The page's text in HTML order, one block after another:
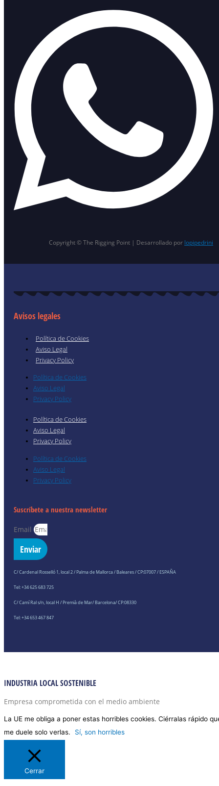
Copyright © The Rigging Point | Desarrollado por lopipedrini
Avisos legales
Política de Cookies
Aviso Legal
Privacy Policy
Política de Cookies
Aviso Legal
Privacy Policy
Política de Cookies
Aviso Legal
Privacy Policy
Política de Cookies
Aviso Legal
Privacy Policy
Suscríbete a nuestra newsletter
Email
Enviar
C/ Cardenal Rosselló 1, local 2 / Palma de Mallorca / Baleares / CP:07007 / ESPAÑA
Tel: +34 625 683 725
C/ Camí Ral s/n, local H / Premià de Mar/ Barcelona/ CP:08330
Tel: +34 653 467 847
INDUSTRIA LOCAL SOSTENIBLE
Empresa comprometida con el medio ambiente
La UE me obliga a poner estas horribles cookies. Ciérralas rápido
me duele solo verlas.
Sí, son horribles
Cerrar